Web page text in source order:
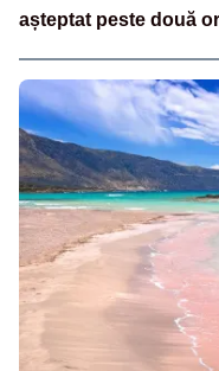
așteptat peste două